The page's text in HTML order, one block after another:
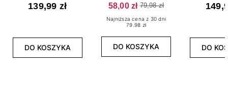
139,99 zł
DO KOSZYKA
58,00 zł 79,98 zł
Najniższa cena z 30 dni
79.98 zł
DO KOSZYKA DO